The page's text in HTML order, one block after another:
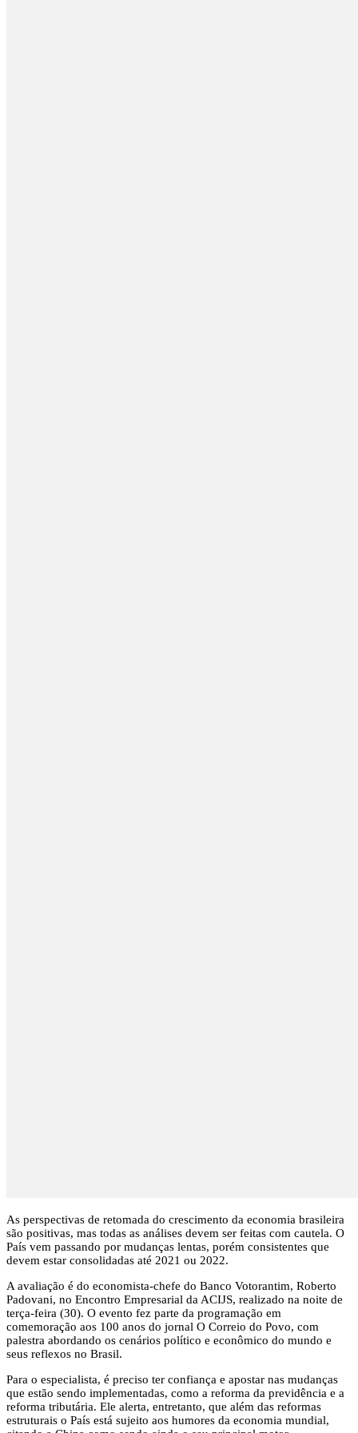
As perspectivas de retomada do crescimento da economia brasileira
são positivas, mas todas as análises devem ser feitas com cautela. O
País vem passando por mudanças lentas, porém consistentes que
devem estar consolidadas até 2021 ou 2022.
A avaliação é do economista-chefe do Banco Votorantim, Roberto
Padovani, no Encontro Empresarial da ACIJS, realizado na noite de
terça-feira (30). O evento fez parte da programação em
comemoração aos 100 anos do jornal O Correio do Povo, com
palestra abordando os cenários político e econômico do mundo e
seus reflexos no Brasil.
Para o especialista, é preciso ter confiança e apostar nas mudanças
que estão sendo implementadas, como a reforma da previdência e a
reforma tributária. Ele alerta, entretanto, que além das reformas
estruturais o País está sujeito aos humores da economia mundial,